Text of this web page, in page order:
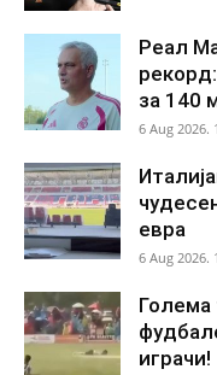
Реал
за 140
6 Aug 2026.
евра
6 Aug 2026.
Голема
играчи!